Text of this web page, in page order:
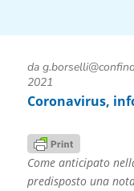
da
2021
Coronavirus,
Come anticipato
predisposto una